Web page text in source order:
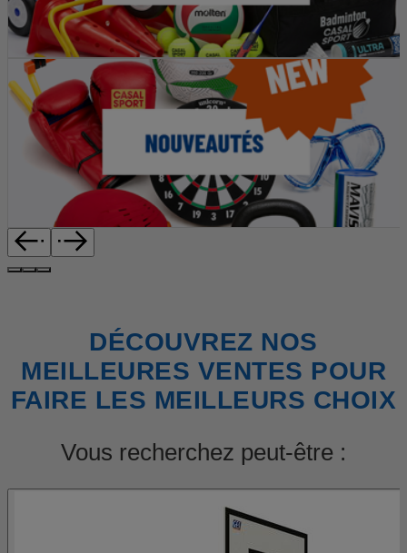
DÉCOUVREZ NOS
MEILLEURES VENTES POUR
FAIRE LES MEILLEURS CHOIX
Vous recherchez peut-être :